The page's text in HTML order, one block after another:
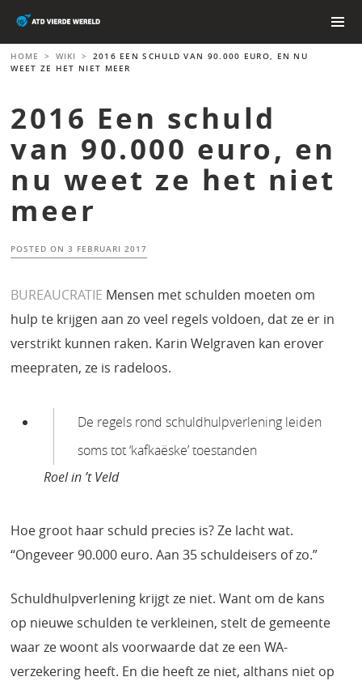
content
HOME > WIKI >
2016 EEN SCHULD VAN 90.000 EURO, EN NU
WEET ZE HET NIET MEER
2016 Een schuld
van 90.000 euro, en
nu weet ze het niet
meer
POSTED ON3 FEBRUARI 2017
BUREAUCRATIE Mensen met schulden moeten om
hulp te krijgen aan zo veel regels voldoen, dat ze er in
verstrikt kunnen raken. Karin Welgraven kan erover
meepraten, ze is radeloos.
De regels rond schuldhulpverlening leiden
soms tot ‘kafkaëske’ toestanden
Roel in ’t Veld
Hoe groot haar schuld precies is? Ze lacht wat.
“Ongeveer 90.000 euro. Aan 35 schuldeisers of zo.”
Schuldhulpverlening krijgt ze niet. Want om de kans
op nieuwe schulden te verkleinen, stelt de gemeente
waar ze woont als voorwaarde dat ze een WA-
verzekering heeft. En die heeft ze niet, althans niet op